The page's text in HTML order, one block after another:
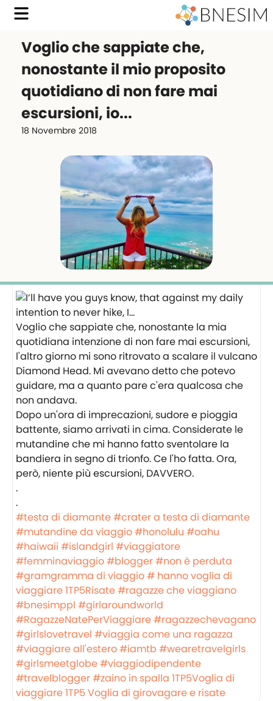
Voglio che sappiate che,
nonostante il mio proposito
quotidiano di non fare mai
escursioni, io...
18 Novembre 2018
Voglio che sappiate che, nonostante la mia
quotidiana intenzione di non fare mai escursioni,
l'altro giorno mi sono ritrovato a scalare il vulcano
Diamond Head. Mi avevano detto che potevo
guidare, ma a quanto pare c'era qualcosa che
non andava.
Dopo un'ora di imprecazioni, sudore e pioggia
battente, siamo arrivati in cima. Considerate le
mutandine che mi hanno fatto sventolare la
bandiera in segno di trionfo. Ce l'ho fatta. Ora,
però, niente più escursioni, DAVVERO.
.
.
#testa di diamante#crater a testa di diamante
#mutandine da viaggio#honolulu #oahu
#haiwaii #islandgirl #viaggiatore
#femminaviaggio#blogger#non è perduta
#gramgramma di viaggio# hanno voglia di
viaggiare1TP5Risate#ragazze che viaggiano
#bnesimppl #girlaroundworld
#RagazzeNatePerViaggiare#ragazzechevagano
#girlslovetravel #viaggia come una ragazza
#viaggiare all'estero#iamtb #wearetravelgirls
#girlsmeetglobe#viaggiodipendente
#travelblogger#zaino in spalla 1TP5Voglia di
viaggiare1TP5 Voglia di girovagare e risate